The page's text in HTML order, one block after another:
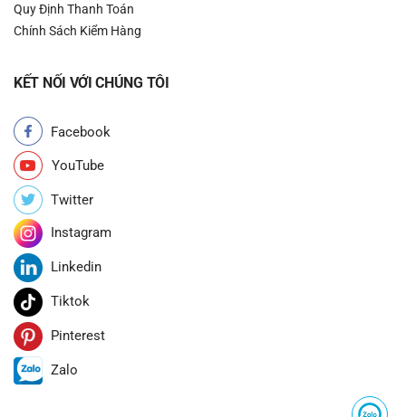
Quy Định Thanh Toán
Chính Sách Kiểm Hàng
KẾT NỐI VỚI CHÚNG TÔI
Facebook
YouTube
Twitter
Instagram
Linkedin
Tiktok
Pinterest
Zalo